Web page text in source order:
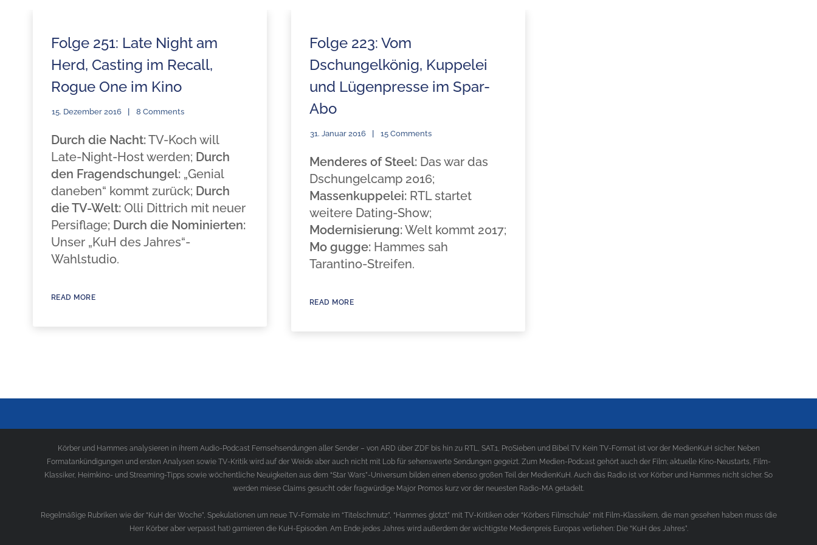
Folge 251: Late Night am
Herd, Casting im Recall,
Rogue One im Kino
15. Dezember 2016 8 Comments
Durch die Nacht: TV-Koch will
Late-Night-Host werden; Durch
den Fragendschungel: „Genial
daneben“ kommt zurück; Durch
die TV-Welt: Olli Dittrich mit neuer
Persiflage; Durch die Nominierten:
Unser „KuH des Jahres“-
Wahlstudio.
READ MORE
Folge 223: Vom
Dschungelkönig, Kuppelei
und Lügenpresse im Spar-
Abo
31. Januar 2016 15 Comments
Menderes of Steel: Das war das
Dschungelcamp 2016;
Massenkuppelei: RTL startet
weitere Dating-Show;
Modernisierung: Welt kommt 2017;
Mo gugge: Hammes sah
Tarantino-Streifen.
READ MORE
Körber und Hammes analysieren in ihrem Audio-Podcast Fernsehsendungen aller Sender – von ARD über ZDF bis hin zu RTL, SAT.1, ProSieben und Bibel TV. Kein TV-Format ist vor der MedienKuH sicher. Neben
Formatankündigungen und ersten Analysen sowie TV-Kritik wird auf der Weide aber auch nicht mit Lob für sehenswerte Sendungen gegeizt. Zum Medien-Podcast gehört auch der Film; aktuelle Kino-Neustarts, Film-
Klassiker, Heimkino- und Streaming-Tipps sowie wöchentliche Neuigkeiten aus dem “Star Wars”-Universum bilden einen ebenso großen Teil der MedienKuH. Auch das Radio ist vor Körber und Hammes nicht sicher. So
werden miese Claims gesucht oder fragwürdige Major Promos kurz vor der neuesten Radio-MA getadelt.
Regelmäßige Rubriken wie der “KuH der Woche”, Spekulationen um neue TV-Formate im “Titelschmutz”, “Hammes glotzt” mit TV-Kritiken oder “Körbers Filmschule” mit Film-Klassikern, die man gesehen haben muss (die
Herr Körber aber verpasst hat) garnieren die KuH-Episoden. Am Ende jedes Jahres wird außerdem der wichtigste Medienpreis Europas verliehen: Die “KuH des Jahres”.